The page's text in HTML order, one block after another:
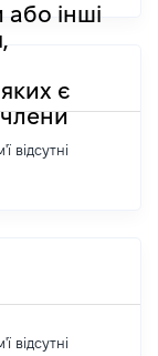
інші
є
відсутні
відсутні